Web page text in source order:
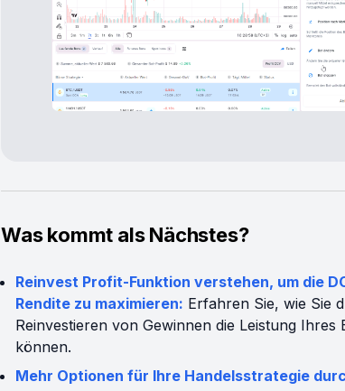
Was kommt als Nächstes?
Reinvest Profit-Funktion verstehen, um die
Rendite zu maximieren: Erfahren Sie, wie Sie
Reinvestieren von Gewinnen die Leistung Ihres
können.
Mehr Optionen für Ihre Handelsstrategie